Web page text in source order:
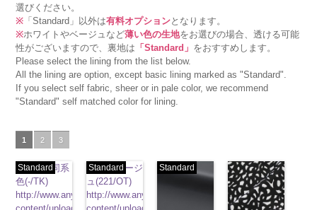
選びください。
※ 「Standard」以外は有料オプションとなります。
※ホワイトやベージュなど薄い色の生地をお選びの場合、透ける可能
性がございますので、裏地は 「Standard」 をおすすめします。
Please select the lining from the list below.
All the lining are option, except basic lining marked as "Standard".
If you select self fabric, sheer or in pale color, we recommend
"Standard" self matched color for lining.
1 2 3
生地同系
色(-/TK)
http://www.anys.co.jp/wp-
Standard
ベージ
ュ(221/OT)
http://www.anys.co.jp/wp-
Standard Standard